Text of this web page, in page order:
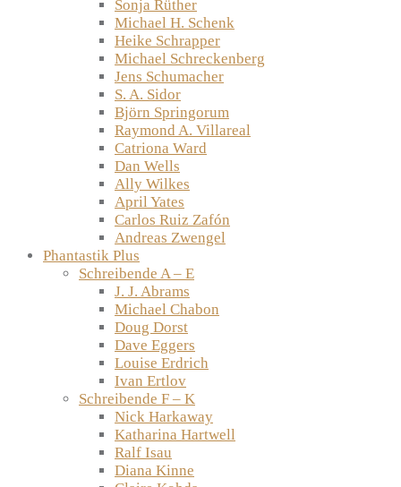
Sonja Rüther
Michael H. Schenk
Heike Schrapper
Michael Schreckenberg
Jens Schumacher
S. A. Sidor
Björn Springorum
Raymond A. Villareal
Catriona Ward
Dan Wells
Ally Wilkes
April Yates
Carlos Ruiz Zafón
Andreas Zwengel
Phantastik Plus
Schreibende A – E
J. J. Abrams
Michael Chabon
Doug Dorst
Dave Eggers
Louise Erdrich
Ivan Ertlov
Schreibende F – K
Nick Harkaway
Katharina Hartwell
Ralf Isau
Diana Kinne